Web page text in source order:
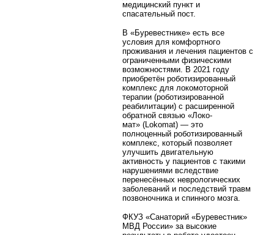
медицинский пункт и
спасательный пост.
В «Буревестнике» есть все
условия для комфортного
проживания и лечения пациентов с
ограниченными физическими
возможностями. В 2021 году
приобретён роботизированный
комплекс для локомоторной
терапии (роботизированной
реабилитации) с расширенной
обратной связью «Локо-
мат» (Lokomat) — это
полноценный роботизированный
комплекс, который позволяет
улучшить двигательную
активность у пациентов с такими
нарушениями вследствие
перенесённых неврологических
заболеваний и последствий травм
позвоночника и спинного мозга.
ФКУЗ «Санаторий «Буревестник»
МВД России» за высокие